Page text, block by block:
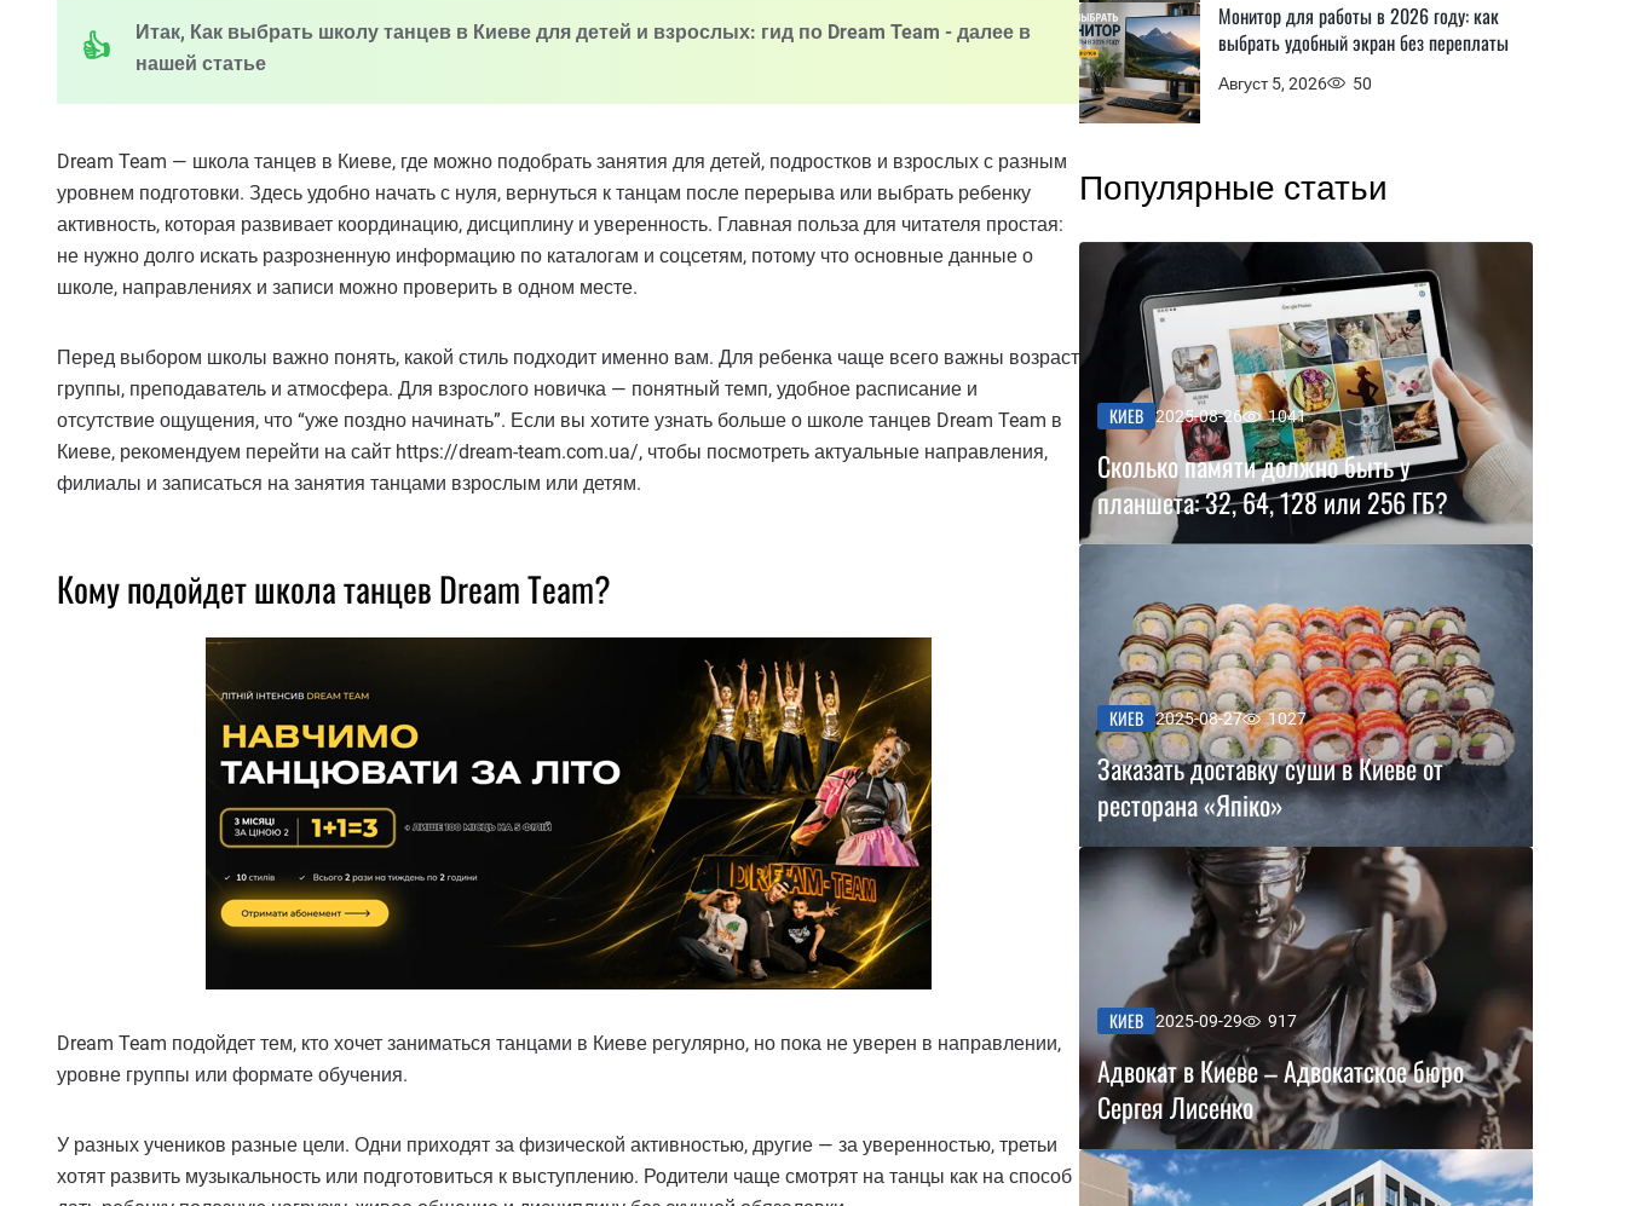
Итак, Как выбрать школу танцев в Киеве для детей и взрослых: гид по Dream Team - далее в
нашей статье
Dream Team — школа танцев в Киеве, где можно подобрать занятия для детей, подростков и взрослых с разным
уровнем подготовки. Здесь удобно начать с нуля, вернуться к танцам после перерыва или выбрать ребенку
активность, которая развивает координацию, дисциплину и уверенность. Главная польза для читателя простая:
не нужно долго искать разрозненную информацию по каталогам и соцсетям, потому что основные данные о
школе, направлениях и записи можно проверить в одном месте.
Перед выбором школы важно понять, какой стиль подходит именно вам. Для ребенка чаще всего важны возраст
группы, преподаватель и атмосфера. Для взрослого новичка — понятный темп, удобное расписание и
отсутствие ощущения, что “уже поздно начинать”. Если вы хотите узнать больше о школе танцев Dream Team в
Киеве, рекомендуем перейти на сайт https://dream-team.com.ua/, чтобы посмотреть актуальные направления,
филиалы и записаться на занятия танцами взрослым или детям.
Кому подойдет школа танцев Dream Team?
Dream Team подойдет тем, кто хочет заниматься танцами в Киеве регулярно, но пока не уверен в направлении,
уровне группы или формате обучения.
У разных учеников разные цели. Одни приходят за физической активностью, другие — за уверенностью, третьи
хотят развить музыкальность или подготовиться к выступлению. Родители чаще смотрят на танцы как на способ
Август 5, 2026 50
Монитор для работы в 2026 году: как
выбрать удобный экран без переплаты
Популярные статьи
КИЕВ 2025-08-26 1041
Сколько памяти должно быть у
планшета: 32, 64, 128 или 256 ГБ?
КИЕВ 2025-08-27 1027
Заказать доставку суши в Киеве от
ресторана «Япіко»
КИЕВ 2025-09-29 917
Адвокат в Киеве – Адвокатское бюро
Сергея Лисенко